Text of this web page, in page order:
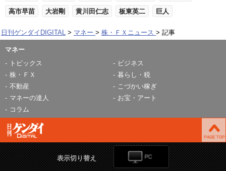
高市早苗 大岩剛 黄川田仁志 板東英二 巨人
日刊ゲンダイDIGITAL マネー 株・ＦＸニュース 記事
マネー
トピックス
ビジネス
株・ＦＸ
暮らし・税
不動産
こづかい稼ぎ
マネーの達人
お宝・アート
コラム
表示切り替え